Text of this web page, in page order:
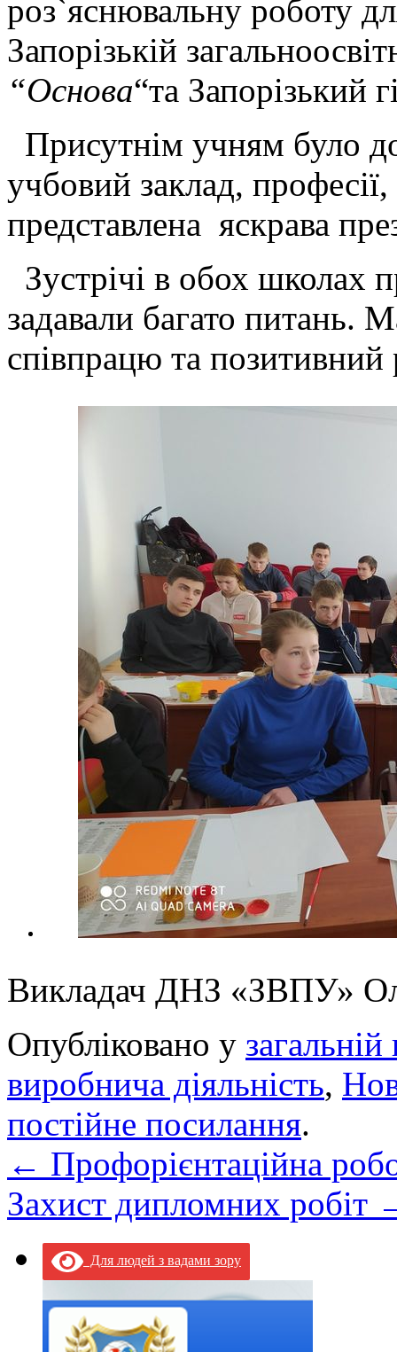
роз`яснювальну роботу
Запорізькій
“Основа“та Запорізький
Присутнім учням було
учбовий заклад,
представлена яскрава
Зустрічі в обох школах
задавали багато питань.
співпрацю та позитивний
Викладач ДНЗ «ЗВПУ»
Опубліковано у загальній
виробнича діяльність,
постійне посилання.
← Профорієнтаційна
Захист дипломних робіт
Для людей з вадами зору